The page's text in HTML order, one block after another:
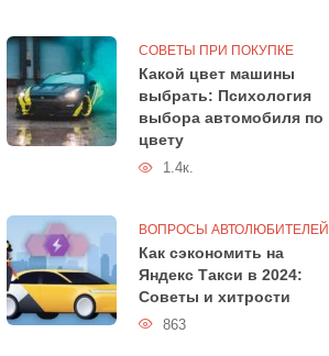
СОВЕТЫ ПРИ ПОКУПКЕ
Какой цвет машины
выбрать: Психология
выбора автомобиля по
цвету
1.4к.
ВОПРОСЫ АВТОЛЮБИТЕЛЕЙ
Как сэкономить на
Яндекс Такси в 2024:
Советы и хитрости
863